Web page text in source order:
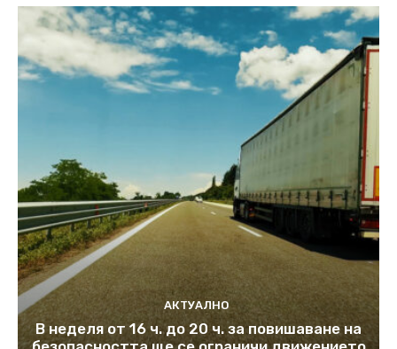
АКТУАЛНО
В неделя от 16 ч. до 20 ч. за повишаване на